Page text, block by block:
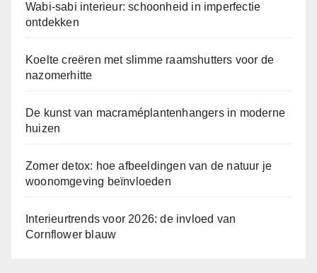
Wabi-sabi interieur: schoonheid in imperfectie
ontdekken
Koelte creëren met slimme raamshutters voor de
nazomerhitte
De kunst van macraméplantenhangers in moderne
huizen
Zomer detox: hoe afbeeldingen van de natuur je
woonomgeving beïnvloeden
Interieurtrends voor 2026: de invloed van
Cornflower blauw